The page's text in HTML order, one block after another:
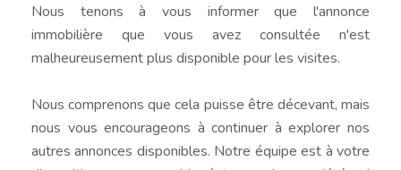
Nous tenons à vous informer que l'annonce
immobilière que vous avez consultée n'est
malheureusement plus disponible pour les visites.
Nous comprenons que cela puisse être décevant, mais
nous vous encourageons à continuer à explorer nos
autres annonces disponibles. Notre équipe est à votre